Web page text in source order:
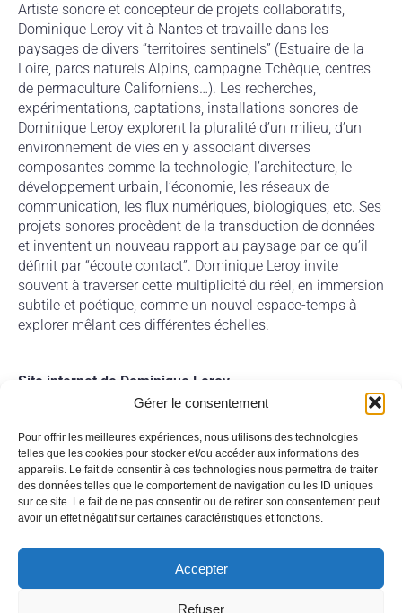
Gérer le consentement
Pour offrir les meilleures expériences, nous utilisons des technologies
telles que les cookies pour stocker et/ou accéder aux informations des
appareils. Le fait de consentir à ces technologies nous permettra de traiter
des données telles que le comportement de navigation ou les ID uniques
sur ce site. Le fait de ne pas consentir ou de retirer son consentement peut
avoir un effet négatif sur certaines caractéristiques et fonctions.
Accepter
Refuser
Artiste sonore et concepteur de projets collaboratifs,
Dominique Leroy vit à Nantes et travaille dans les
paysages de divers “territoires sentinels” (Estuaire de la
Loire, parcs naturels Alpins, campagne Tchèque, centres
de permaculture Californiens…). Les recherches,
expérimentations, captations, installations sonores de
Dominique Leroy explorent la pluralité d’un milieu, d’un
environnement de vies en y associant diverses
composantes comme la technologie, l’architecture, le
développement urbain, l’économie, les réseaux de
communication, les flux numériques, biologiques, etc. Ses
projets sonores procèdent de la transduction de données
et inventent un nouveau rapport au paysage par ce qu’il
définit par “écoute contact”. Dominique Leroy invite
souvent à traverser cette multiplicité du réel, en immersion
subtile et poétique, comme un nouvel espace-temps à
explorer mêlant ces différentes échelles.
Site internet de Dominique Leroy
Le jardin sonore de Leroy trouve de l’écho au Carla
CONTACTACTUALITÉS ABONNEMENT À LA NEWSLETTER
MENTIONS LÉGALES
: